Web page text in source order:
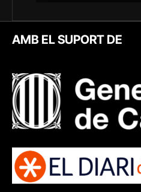
AMB EL SUPORT DE